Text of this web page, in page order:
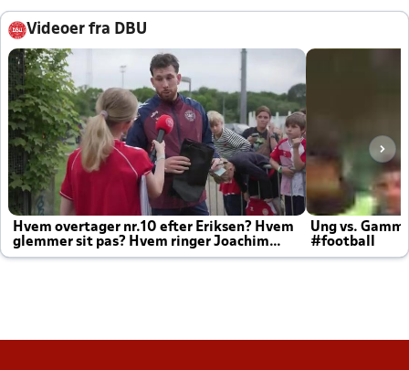
Videoer fra DBU
Hvem overtager nr.10 efter Eriksen? Hvem
glemmer sit pas? Hvem ringer Joachim
altid til efter kampe?
Ung vs.
#football